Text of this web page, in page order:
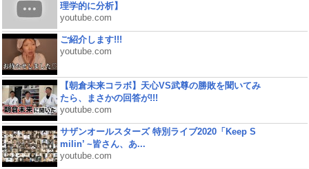
理学的に分析】
youtube.com
ご紹介します!!!
youtube.com
【朝倉未来コラボ】天心VS武尊の勝敗を聞いてみ
たら、まさかの回答が!!!
youtube.com
サザンオールスターズ 特別ライブ2020「Keep S
milin’ ~皆さん、あ...
youtube.com